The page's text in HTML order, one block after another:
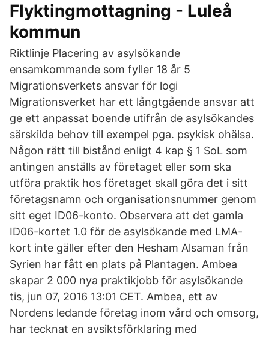
Flyktingmottagning - Luleå
kommun
Riktlinje Placering av asylsökande
ensamkommande som fyller 18 år 5
Migrationsverkets ansvar för logi
Migrationsverket har ett långtgående ansvar att
ge ett anpassat boende utifrån de asylsökandes
särskilda behov till exempel pga. psykisk ohälsa.
Någon rätt till bistånd enligt 4 kap § 1 SoL som
antingen anställs av företaget eller som ska
utföra praktik hos företaget skall göra det i sitt
företagsnamn och organisationsnummer genom
sitt eget ID06-konto. Observera att det gamla
ID06-kortet 1.0 för de asylsökande med LMA-
kort inte gäller efter den Hesham Alsaman från
Syrien har fått en plats på Plantagen. Ambea
skapar 2 000 nya praktikjobb för asylsökande
tis, jun 07, 2016 13:01 CET. Ambea, ett av
Nordens ledande företag inom vård och omsorg,
har tecknat en avsiktsförklaring med